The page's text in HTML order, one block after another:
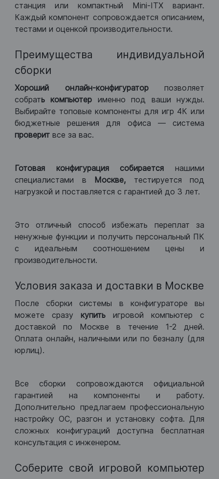
станция или компактный Mini-ITX вариант.
Каждый компонент сопровождается описанием,
тестами и оценкой производительности.
Преимущества индивидуальной
сборки
Хороший онлайн-конфигураторпозволяет
собрать компьютер именно под ваши нужды.
Выбирайте топовые компоненты для игр 4К или
бюджетные решения для офиса — система
проверит все за вас.
Готовая конфигурация собираетсянашими
специалистами в Москве, тестируется под
нагрузкой и поставляется с гарантией до 3 лет.
Это отличный способ избежать переплат за
ненужные функции и получить персональный ПК
с идеальным соотношением цены и
производительности.
Условия заказа и доставки в Москве
После сборки системы в конфигураторе вы
можете сразу купить игровой компьютер с
доставкой по Москве в течение 1-2 дней.
Оплата онлайн, наличными или по безналу (для
юрлиц).
Все сборки сопровождаются официальной
гарантией на компоненты и работу.
Дополнительно предлагаем профессиональную
настройку ОС, разгон и установку софта. Для
сложных конфигураций доступна бесплатная
консультация с инженером.
Соберите свой игровой компьютер